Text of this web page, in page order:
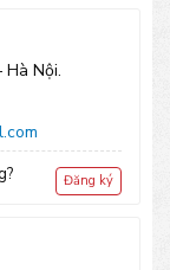
Hà Nội.
Đăng ký